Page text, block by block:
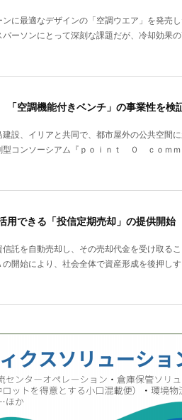
に最適なデザインの「空調ウエア」を発売
ーソンにとって深刻な課題だが、冷却効果
空調機能付きベンチ」の事業性を検
設、イリアと共同で、都市屋外の公共空間
型コンソーシアム『ｐｏｉｎｔ ０ ｃｏｍ
できる「投信定期売却」の提供開始
託を自動売却し、その売却代金を受け取る
開始により、社会全体で資産形成を後押